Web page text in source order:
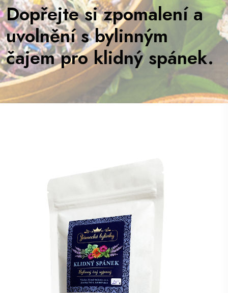
Dopřejte si zpomalení a
uvolnění s bylinným
čajem pro klidný spánek.